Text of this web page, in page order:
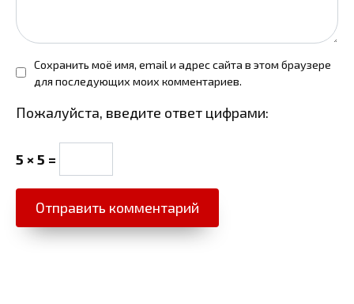
Сохранить моё имя, email и адрес сайта в этом браузере
для последующих моих комментариев.
Пожалуйста, введите ответ цифрами:
5 × 5 =